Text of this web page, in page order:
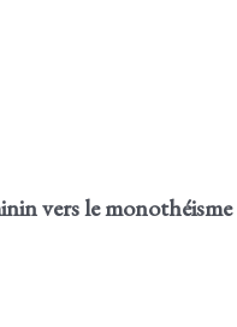
vers le monothéisme